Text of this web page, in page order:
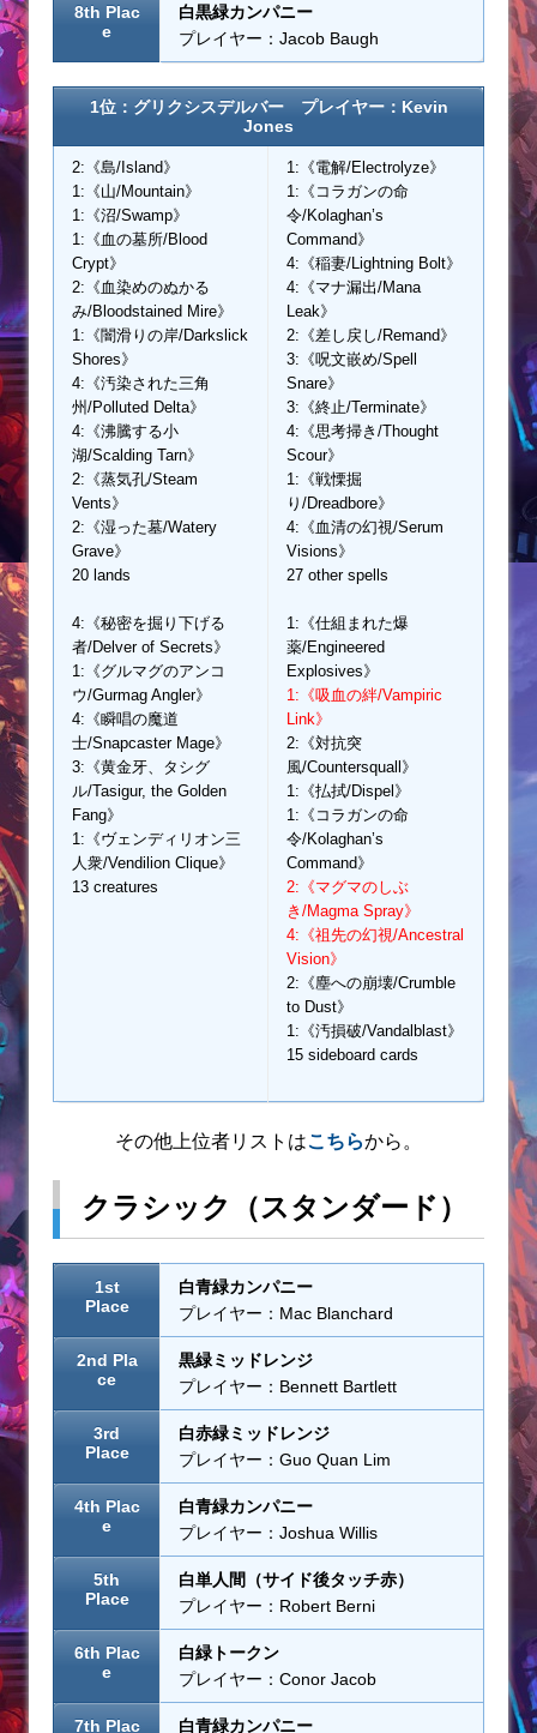
8th Plac
e
白黒緑カンパニー
プレイヤー：Jacob Baugh
1位：グリクシスデルバー プレイヤー：Kevin
Jones
2:《島/Island》
1:《山/Mountain》
1:《沼/Swamp》
1:《血の墓所/Blood
Crypt》
2:《血染めのぬかる
み/Bloodstained Mire》
1:《闇滑りの岸/Darkslick
Shores》
4:《汚染された三角
州/Polluted Delta》
4:《沸騰する小
湖/Scalding Tarn》
2:《蒸気孔/Steam
Vents》
2:《湿った墓/Watery
Grave》
20 lands
4:《秘密を掘り下げる
者/Delver of Secrets》
1:《グルマグのアンコ
ウ/Gurmag Angler》
4:《瞬唱の魔道
士/Snapcaster Mage》
3:《黄金牙、タシグ
ル/Tasigur, the Golden
Fang》
1:《ヴェンディリオン三
人衆/Vendilion Clique》
13 creatures
1:《電解/Electrolyze》
1:《コラガンの命
令/Kolaghan’s
Command》
4:《稲妻/Lightning Bolt》
4:《マナ漏出/Mana
Leak》
2:《差し戻し/Remand》
3:《呪文嵌め/Spell
Snare》
3:《終止/Terminate》
4:《思考掃き/Thought
Scour》
1:《戦慄掘
り/Dreadbore》
4:《血清の幻視/Serum
Visions》
27 other spells
1:《仕組まれた爆
薬/Engineered
Explosives》
1:《吸血の絆/Vampiric
Link》
2:《対抗突
風/Countersquall》
1:《払拭/Dispel》
1:《コラガンの命
令/Kolaghan’s
Command》
2:《マグマのしぶ
き/Magma Spray》
4:《祖先の幻視/Ancestral
Vision》
2:《塵への崩壊/Crumble
to Dust》
1:《汚損破/Vandalblast》
15 sideboard cards
その他上位者リストはこちらから。
クラシック（スタンダード）
1st
Place
白青緑カンパニー
プレイヤー：Mac Blanchard
2nd Pla
ce
黒緑ミッドレンジ
プレイヤー：Bennett Bartlett
3rd
Place
白赤緑ミッドレンジ
プレイヤー：Guo Quan Lim
4th Plac
e
白青緑カンパニー
プレイヤー：Joshua Willis
5th
Place
白単人間（サイド後タッチ赤）
プレイヤー：Robert Berni
6th Plac
e
白緑トークン
プレイヤー：Conor Jacob
7th Plac 白青緑カンパニー